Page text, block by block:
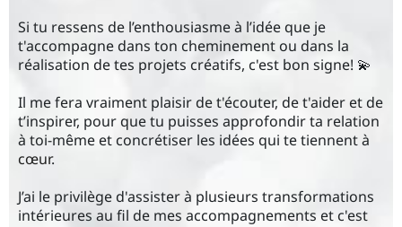
Si tu ressens de l’enthousiasme à l’idée que je
t'accompagne dans ton cheminement ou dans la
réalisation de tes projets créatifs, c'est bon signe! 💫
Il me fera vraiment plaisir de t'écouter, de t'aider et de
t’inspirer, pour que tu puisses approfondir ta relation
à toi-même et concrétiser les idées qui te tiennent à
cœur.
J’ai le privilège d'assister à plusieurs transformations
intérieures au fil de mes accompagnements et c'est